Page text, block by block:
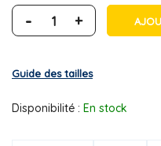
- +
Guide des tailles
Disponibilité : En stock